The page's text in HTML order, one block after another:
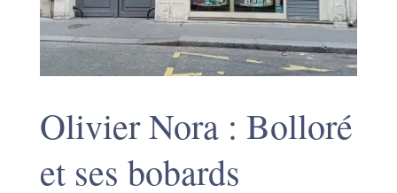
Olivier Nora : Bolloré
et ses bobards